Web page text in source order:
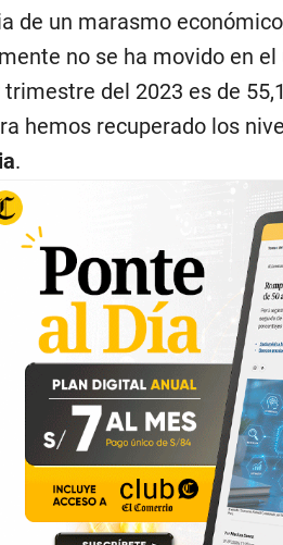
de un marasmo
no se ha movido en
del 2023 es de
hemos recuperado los
.